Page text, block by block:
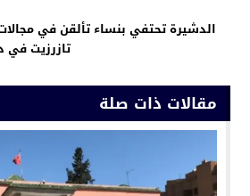
الدشيرة تحتفي بنساء تألقن في
تازرزيت في
مقالات ذات صلة